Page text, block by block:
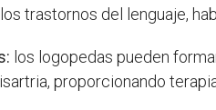
trastornos del lenguaje,
los logopedas pueden
proporcionando